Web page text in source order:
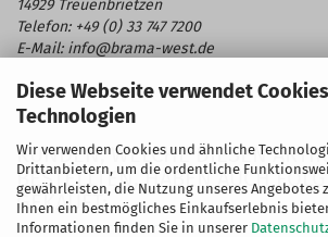
Diese Webseite verwendet
Technologien
Wir verwenden Cookies und ähnliche
Drittanbietern, um die ordentliche
gewährleisten, die Nutzung unseres Angebotes
Ihnen ein bestmögliches Einkaufserlebnis
Informationen finden Sie in unserer
14929 Treuenbrietzen
Telefon: +49 (0) 33 747 7200
E-Mail: info@brama-west.de
KUNDEN, WELCHE DIESEN
BESTELLTEN, HABEN AUCH
GEKAUFT: